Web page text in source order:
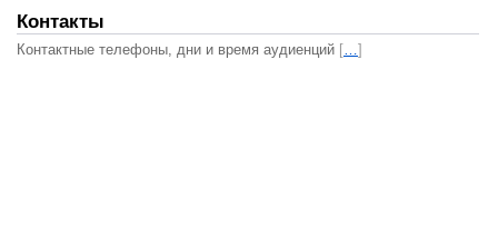
Контакты
Контактные телефоны, дни и время аудиенций […]